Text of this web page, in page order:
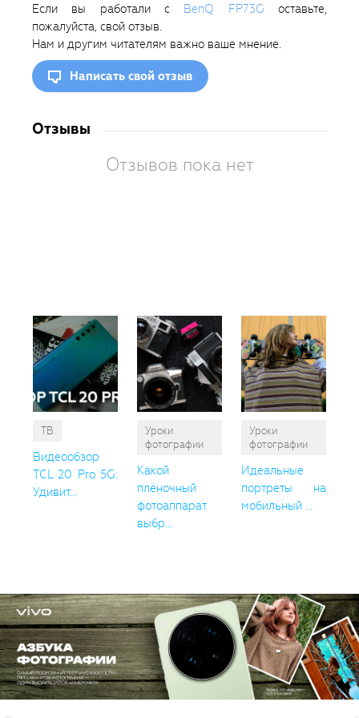
Если вы работали с BenQ FP73G оставьте,
пожалуйста, свой отзыв.
Нам и другим читателям важно ваше мнение.
Написать свой отзыв
Отзывы
Отзывов пока нет
ТВ
Видеообзор
TCL 20 Pro 5G:
Удивит...
Уроки
фотографии
Какой
плёночный
фотоаппарат
выбр...
Уроки
фотографии
Идеальные
портреты на
мобильный ...